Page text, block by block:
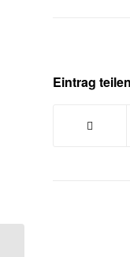
Eintrag teilen